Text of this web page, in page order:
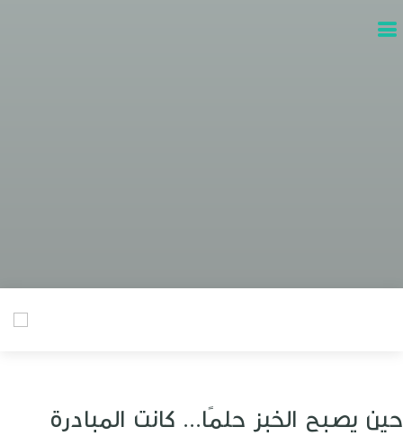
حين يصبح الخبز حلمًا... كانت المبادرة